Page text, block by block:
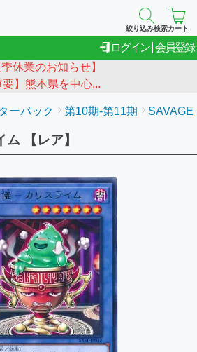
絞り込み検索カート
ログイン 会員登録
季休業のお知らせ】
要】熊本県を中心...
ーパック 第10期-第11期
【レア】